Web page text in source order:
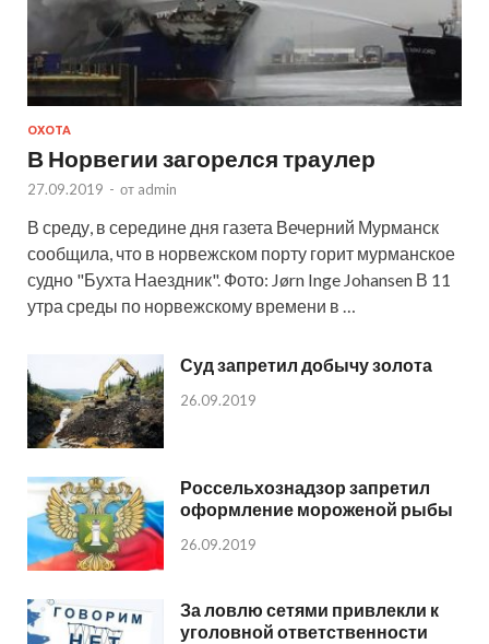
ОХОТА
В Норвегии загорелся траулер
27.09.2019 - от admin
В среду, в середине дня газета Вечерний Мурманск
сообщила, что в норвежском порту горит мурманское
судно "Бухта Наездник". Фото: Jørn Inge Johansen В 11
утра среды по норвежскому времени в …
Суд запретил добычу золота
26.09.2019
Россельхознадзор запретил
оформление мороженой рыбы
26.09.2019
За ловлю сетями привлекли к
уголовной ответственности